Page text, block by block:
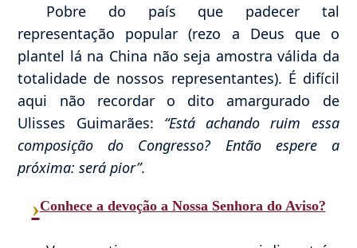
Pobre do país que padecer tal
representação popular (rezo a Deus que o
plantel lá na China não seja amostra válida da
totalidade de nossos representantes). É difícil
aqui não recordar o dito amargurado de
Ulisses Guimarães: “Está achando ruim essa
composição do Congresso? Então espere a
próxima: será pior”.
›Conhece a devoção a Nossa Senhora do Aviso?